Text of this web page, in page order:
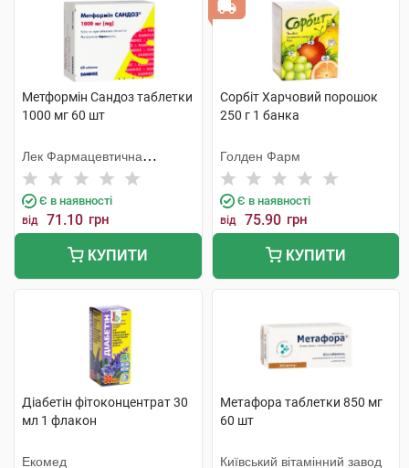
Метформін Сандоз таблетки
1000 мг 60 шт
Лек Фармацевтична
компанія
Є в наявності
від 71.10 грн
КУПИТИ
Сорбіт Харчовий порошок
250 г 1 банка
Голден Фарм
Є в наявності
від 75.90 грн
КУПИТИ
Діабетін фітоконцентрат 30
мл 1 флакон
Екомед
Метафора таблетки 850 мг
60 шт
Київський вітамінний завод